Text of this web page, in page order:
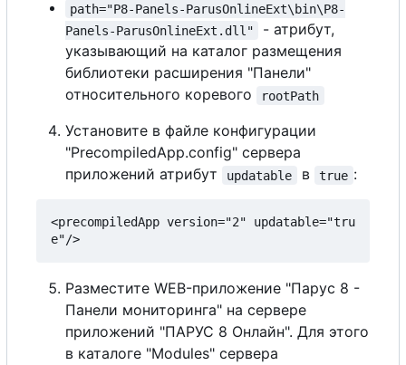
path="P8-Panels-ParusOnlineExt\bin\P8-
Panels-ParusOnlineExt.dll"
- атрибут,
указывающий на каталог размещения
библиотеки расширения "Панели"
относительного коревого
rootPath
Установите в файле конфигурации
"PrecompiledApp.config" сервера
приложений атрибут
updatable в true :
<precompiledApp version="2" updatable="tru
Разместите WEB-приложение "Парус 8 -
Панели мониторинга" на сервере
приложений "ПАРУС 8 Онлайн". Для этого
в каталоге "Modules" сервера